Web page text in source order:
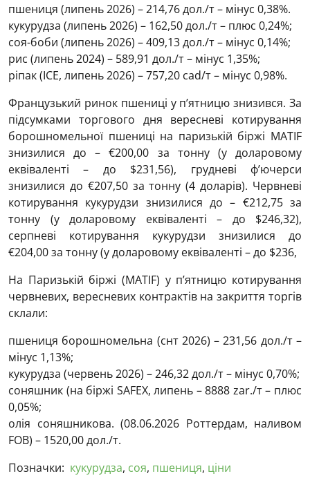
пшениця (липень 2026) – 214,76 дол./т – мінус 0,38%.
кукурудза (липень 2026) – 162,50 дол./т – плюс 0,24%;
соя-боби (липень 2026) – 409,13 дол./т – мінус 0,14%;
рис (липень 2024) – 589,91 дол./т – мінус 1,35%;
ріпак (ICE, липень 2026) – 757,20 cad/т – мінус 0,98%.
Французький ринок пшениці у п’ятницю знизився. За
підсумками торгового дня вересневі котирування
борошномельної пшениці на паризькій біржі MATIF
знизилися до – €200,00 за тонну (у доларовому
еквіваленті – до $231,56), грудневі ф’ючерси
знизилися до €207,50 за тонну (4 доларів). Червневі
котирування кукурудзи знизилися до – €212,75 за
тонну (у доларовому еквіваленті – до $246,32),
серпневі котирування кукурудзи знизилися до
€204,00 за тонну (у доларовому еквіваленті – до $236,
На Паризькій біржі (МАTIF) у п’ятницю котирування
червневих, вересневих контрактів на закриття торгів
склали:
пшениця борошномельна (снт 2026) – 231,56 дол./т –
мінус 1,13%;
кукурудза (червень 2026) – 246,32 дол./т – мінус 0,70%;
соняшник (на біржі SAFEX, липень – 8888 zar./т – плюс
0,05%;
олія соняшникова. (08.06.2026 Роттердам, наливом
FOB) – 1520,00 дол./т.
Позначки: кукурудза, соя, пшениця, ціни